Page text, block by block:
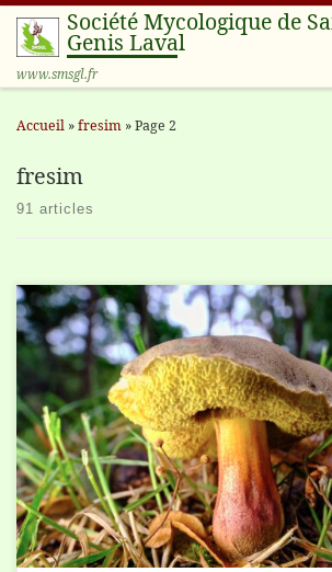
Passer au contenu
Société Mycologique de
Genis Laval
www.smsgl.fr
Accueil »fresim »Page 2
fresim
91 articles
François Lopez nous a transmis cette clé
qui nous a aimablement autorisés à la diffuser.
365